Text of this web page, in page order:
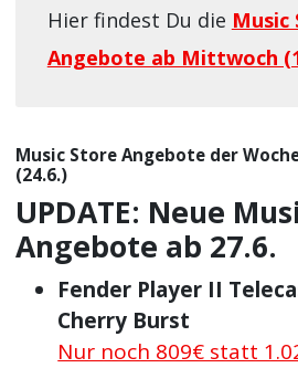
Hier findest Du die Music
Angebote ab Mittwoch
Music Store Angebote der
(24.6.)
UPDATE: Neue
Angebote ab 27.6.
Fender Player II
Cherry Burst
Nur noch 809€ statt